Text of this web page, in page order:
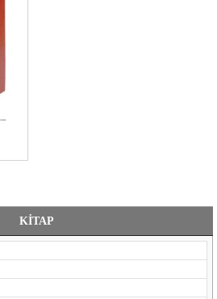
KİTAP